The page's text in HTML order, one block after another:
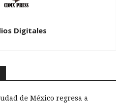
Digitales
de México regresa a